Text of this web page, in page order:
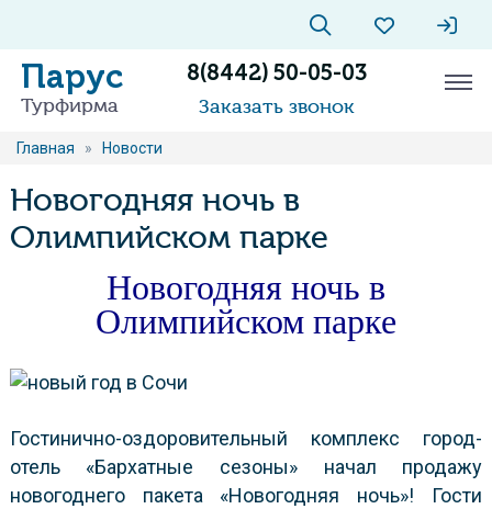
Парус
Турфирма
8(8442) 50-05-03
Заказать звонок
Главная » Новости
Новогодняя ночь в
Олимпийском парке
Новогодняя ночь в
Олимпийском парке
Гостинично-оздоровительный комплекс город-
отель «Бархатные сезоны» начал продажу
новогоднего пакета «Новогодняя ночь»! Гости